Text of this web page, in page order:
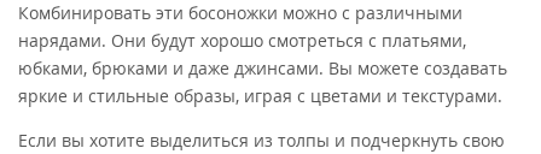
Комбинировать эти босоножки можно с различными
нарядами. Они будут хорошо смотреться с платьями,
юбками, брюками и даже джинсами. Вы можете создавать
яркие и стильные образы, играя с цветами и текстурами.
Если вы хотите выделиться из толпы и подчеркнуть свою